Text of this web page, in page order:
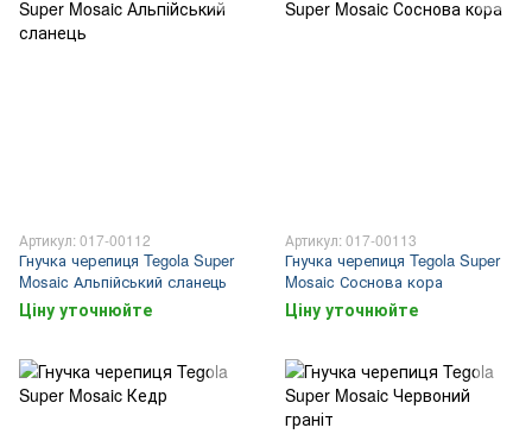
Артикул: 017-00112
Гнучка черепиця Tegola Super
Mosaic Альпійський сланець
Ціну уточнюйте
Артикул: 017-00113
Гнучка черепиця Tegola Super
Mosaic Соснова кора
Ціну уточнюйте